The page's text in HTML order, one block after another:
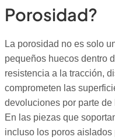
Porosidad?
La porosidad no es solo
pequeños huecos dentro
resistencia a la tracción,
comprometen las
devoluciones por parte
En las piezas que
incluso los poros